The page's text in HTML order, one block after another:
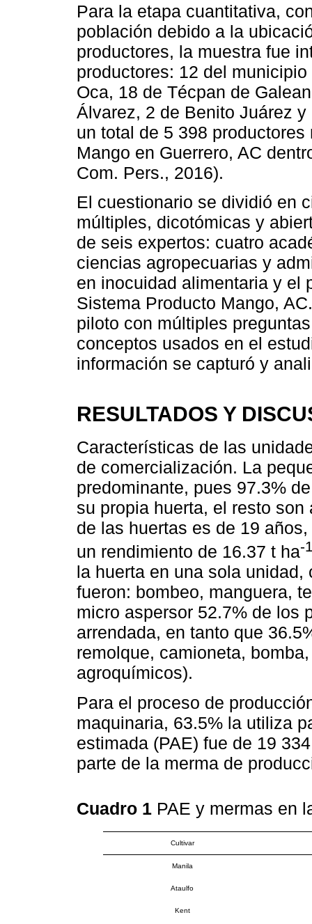
Para la etapa cuantitativa,
población debido a la
productores, la muestra fue
productores: 12 del
Oca, 18 de Técpan de
Álvarez, 2 de Benito Juárez
un total de 5 398
Mango en Guerrero, AC
Com. Pers., 2016).
El cuestionario se dividió en
múltiples, dicotómicas y
de seis expertos: cuatro
ciencias agropecuarias y
en inocuidad alimentaria y el
Sistema Producto Mango,
piloto con múltiples
conceptos usados en el
información se capturó y
RESULTADOS Y
Características de las
de comercialización. La
predominante, pues 97.3%
su propia huerta, el resto
de las huertas es de 19
un rendimiento de 16.37 t ha-
la huerta en una sola
fueron: bombeo, manguera,
micro aspersor 52.7% de los
arrendada, en tanto que
remolque, camioneta,
agroquímicos).
Para el proceso de
maquinaria, 63.5% la utiliza
estimada (PAE) fue de 19
parte de la merma de
Cuadro 1 PAE y mermas en
Cultivar
Manila
Ataulfo
Kent